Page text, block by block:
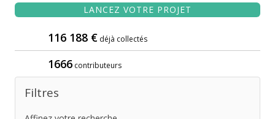
LANCEZ VOTRE PROJET
116 188 € déjà collectés
1666 contributeurs
Filtres